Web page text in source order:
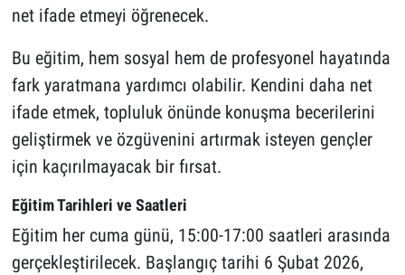
net ifade etmeyi öğrenecek.
Bu eğitim, hem sosyal hem de profesyonel hayatında
fark yaratmana yardımcı olabilir. Kendini daha net
ifade etmek, topluluk önünde konuşma becerilerini
geliştirmek ve özgüvenini artırmak isteyen gençler
için kaçırılmayacak bir fırsat.
Eğitim Tarihleri ve Saatleri
Eğitim her cuma günü, 15:00-17:00 saatleri arasında
gerçekleştirilecek. Başlangıç tarihi 6 Şubat 2026,